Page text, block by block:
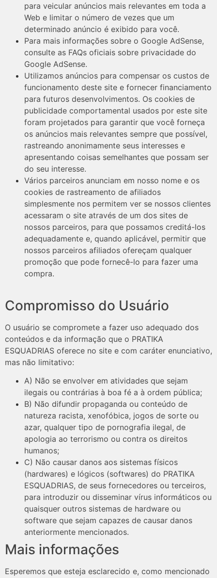
para veicular anúncios mais relevantes em toda a
Web e limitar o número de vezes que um
determinado anúncio é exibido para você.
Para mais informações sobre o Google AdSense,
consulte as FAQs oficiais sobre privacidade do
Google AdSense.
Utilizamos anúncios para compensar os custos de
funcionamento deste site e fornecer financiamento
para futuros desenvolvimentos. Os cookies de
publicidade comportamental usados ​​por este site
foram projetados para garantir que você forneça
os anúncios mais relevantes sempre que possível,
rastreando anonimamente seus interesses e
apresentando coisas semelhantes que possam ser
do seu interesse.
Vários parceiros anunciam em nosso nome e os
cookies de rastreamento de afiliados
simplesmente nos permitem ver se nossos clientes
acessaram o site através de um dos sites de
nossos parceiros, para que possamos creditá-los
adequadamente e, quando aplicável, permitir que
nossos parceiros afiliados ofereçam qualquer
promoção que pode fornecê-lo para fazer uma
compra.
Compromisso do Usuário
O usuário se compromete a fazer uso adequado dos
conteúdos e da informação que o PRATIKA
ESQUADRIAS oferece no site e com caráter enunciativo,
mas não limitativo:
A) Não se envolver em atividades que sejam
ilegais ou contrárias à boa fé a à ordem pública;
B) Não difundir propaganda ou conteúdo de
natureza racista, xenofóbica, jogos de sorte ou
azar, qualquer tipo de pornografia ilegal, de
apologia ao terrorismo ou contra os direitos
humanos;
C) Não causar danos aos sistemas físicos
(hardwares) e lógicos (softwares) do PRATIKA
ESQUADRIAS, de seus fornecedores ou terceiros,
para introduzir ou disseminar vírus informáticos ou
quaisquer outros sistemas de hardware ou
software que sejam capazes de causar danos
anteriormente mencionados.
Mais informações
Esperemos que esteja esclarecido e, como mencionado